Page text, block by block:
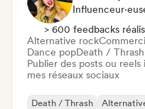
> 600 feedbacks
Alternative rock
Dance popDeath / Thrash
Publier des posts ou reels
mes réseaux sociaux
Death / Thrash